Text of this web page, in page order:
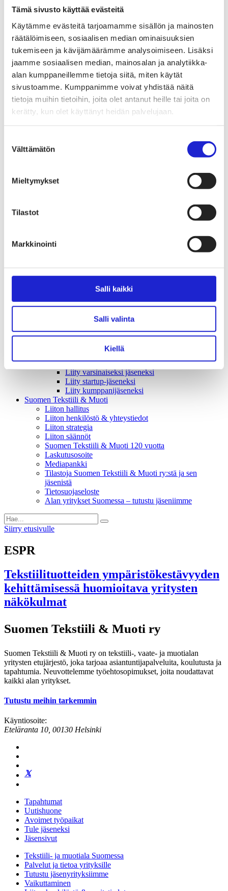
Tämä sivusto käyttää evästeitä
Käytämme evästeitä tarjoamamme sisällön ja mainosten
räätälöimiseen, sosiaalisen median ominaisuuksien
tukemiseen ja kävijämäärämme analysoimiseen. Lisäksi
jaamme sosiaalisen median, mainosalan ja analytiikka-
alan kumppaneillemme tietoja siitä, miten käytät
sivustoamme. Kumppanimme voivat yhdistää näitä
tietoja muihin tietoihin, joita olet antanut heille tai joita on
kerätty, kun olet käyttänyt heidän palvelujaan.
valinta
Välttämätön
Mieltymykset
Tilastot
Markkinointi
Salli kaikki
Salli valinta
Kiellä
Hiilineutraali tekstiiliala 2035 -sitoumus
Mukana sitoumuksessa
Mikä sitoumus?
Liity mukaan
TKI-toiminta
Julkaisut, selvitykset ja raportit
Hankkeet
Mahdollisuuksien ala – lue vaikuttamis­viestimme
EU-vaalit 2024: Reilut pelisäännöt turvaavat
elinvoimaisen tekstiili- ja muotialan Suomessa ja
Euroopassa
Tekstiili- ja muotialasta viennin uusi kärki
Suomesta tekstiilialan kiertotalouden &
Tekstiili- ja muotiala tarvitsee monipuolista
Luodaan kannusteet kuluttajan vihreään
Työelämä-vaikuttajaryhmä
Yritysvastuu, kiertotalous ja toimivat markkinat -
vaikuttajaryhmä
vaikuttajaryhmä
Julkiset hankinnat ja huoltovarmuus -
Kestävä tuotepolitiikka​ -vaikuttajaryhmä
Osaaminen ja vetovoima -vaikuttajaryhmä
Suomen Tekstiili & Muodin jäsenyysmuodot
Liity varsinaiseksi jäseneksi
Liity startup-jäseneksi
Liity kumppani­jäseneksi
Suomen Tekstiili & Muoti
Liiton hallitus
Liiton henkilöstö & yhteystiedot
Liiton strategia
Liiton säännöt
Suomen Tekstiili & Muoti 120 vuotta
Laskutusosoite
Mediapankki
Tilastoja Suomen Tekstiili & Muoti ry:stä ja sen
jäsenistä
Tietosuojaseloste
Alan yritykset Suomessa – tutustu jäseniimme
Siirry etusivulle
ESPR
Tekstiilituotteiden ympäristökestävyyden
kehittämisessä huomioitava yritysten
näkökulmat
Suomen Tekstiili & Muoti ry
Suomen Tekstiili & Muoti ry on tekstiili-, vaate- ja muotialan
yritysten etujärjestö, joka tarjoaa asiantuntijapalveluita, koulutusta ja
tapahtumia. Neuvottelemme työehtosopimukset, joita noudattavat
kaikki alan yritykset.
Tutustu meihin tarkemmin
Käyntiosoite:
Eteläranta 10, 00130 Helsinki
Tapahtumat
Uutishuone
Avoimet työpaikat
Tule jäseneksi
Jäsensivut
Tekstiili- ja muotiala Suomessa
Palvelut ja tietoa yrityksille
Tutustu jäsenyrityksiimme
Vaikuttaminen